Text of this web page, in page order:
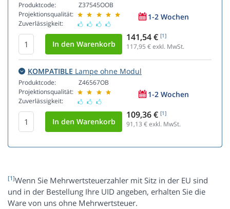
Produktcode:
Projektionsqualität:
Zuverlässigkeit:
Z37545OOB
1-2 Wochen
141,54 € [1]
117,95 € exkl. MwSt.
KOMPATIBLE Lampe ohne Modul
Produktcode:
Projektionsqualität:
Zuverlässigkeit:
Z46567OB
1-2 Wochen
109,36 € [1]
91,13 € exkl. MwSt.
[1]Wenn Sie Mehrwertsteuerzahler mit Sitz in der EU sind
und in der Bestellung Ihre UID angeben, erhalten Sie die
Ware von uns ohne Mehrwertsteuer.